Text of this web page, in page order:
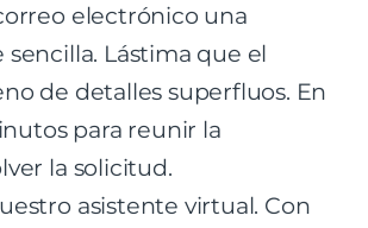
electrónico una
Lástima que el
de detalles superfluos. En
para reunir la
la solicitud.
asistente virtual. Con